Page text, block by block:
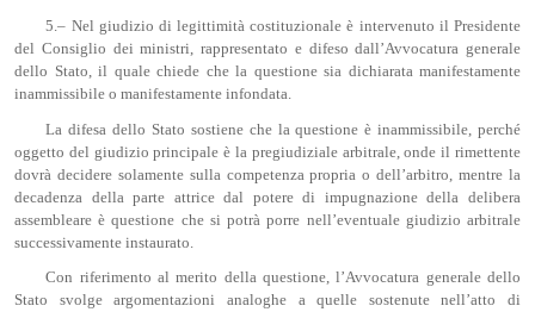
5.– Nel giudizio di legittimità costituzionale è intervenuto il Presidente
del Consiglio dei ministri, rappresentato e difeso dall’Avvocatura generale
dello Stato, il quale chiede che la questione sia dichiarata manifestamente
inammissibile o manifestamente infondata.
La difesa dello Stato sostiene che la questione è inammissibile, perché
oggetto del giudizio principale è la pregiudiziale arbitrale, onde il rimettente
dovrà decidere solamente sulla competenza propria o dell’arbitro, mentre la
decadenza della parte attrice dal potere di impugnazione della delibera
assembleare è questione che si potrà porre nell’eventuale giudizio arbitrale
successivamente instaurato.
Con riferimento al merito della questione, l’Avvocatura generale dello
Stato svolge argomentazioni analoghe a quelle sostenute nell’atto di